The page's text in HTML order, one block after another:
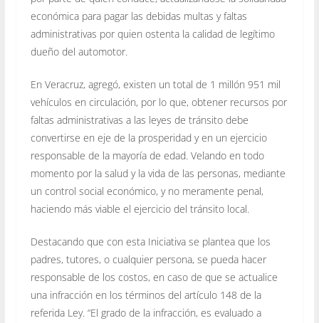
económica para pagar las debidas multas y faltas
administrativas por quien ostenta la calidad de legítimo
dueño del automotor.
En Veracruz, agregó, existen un total de 1 millón 951 mil
vehículos en circulación, por lo que, obtener recursos por
faltas administrativas a las leyes de tránsito debe
convertirse en eje de la prosperidad y en un ejercicio
responsable de la mayoría de edad. Velando en todo
momento por la salud y la vida de las personas, mediante
un control social económico, y no meramente penal,
haciendo más viable el ejercicio del tránsito local.
Destacando que con esta Iniciativa se plantea que los
padres, tutores, o cualquier persona, se pueda hacer
responsable de los costos, en caso de que se actualice
una infracción en los términos del artículo 148 de la
referida Ley. “El grado de la infracción, es evaluado a